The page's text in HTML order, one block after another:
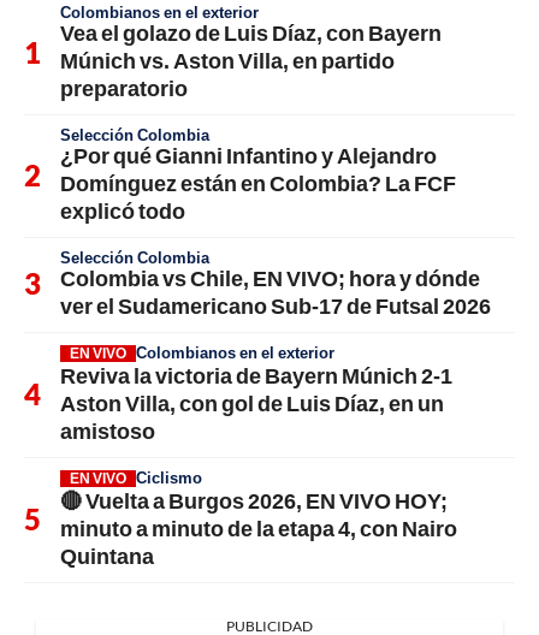
Colombianos en el exterior
Vea el golazo de Luis Díaz, con Bayern
Múnich vs. Aston Villa, en partido
preparatorio
Selección Colombia
¿Por qué Gianni Infantino y Alejandro
Domínguez están en Colombia? La FCF
explicó todo
Selección Colombia
Colombia vs Chile, EN VIVO; hora y dónde
ver el Sudamericano Sub-17 de Futsal 2026
EN VIVO Colombianos en el exterior
Reviva la victoria de Bayern Múnich 2-1
Aston Villa, con gol de Luis Díaz, en un
amistoso
EN VIVO Ciclismo
🔴 Vuelta a Burgos 2026, EN VIVO HOY;
minuto a minuto de la etapa 4, con Nairo
Quintana
PUBLICIDAD